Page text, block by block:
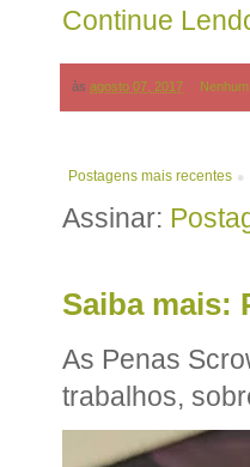
Continue
às agosto 07, 2017
Postagens mais recentes
Assinar:
Saiba mais:
As Penas
trabalhos,